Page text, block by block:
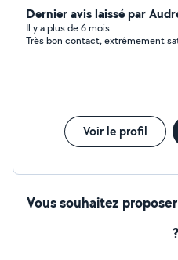
Dernier avis laissé par
Il y a plus de 6 mois
Très bon contact, extrêmement
Voir le profil
Vous souhaitez
?